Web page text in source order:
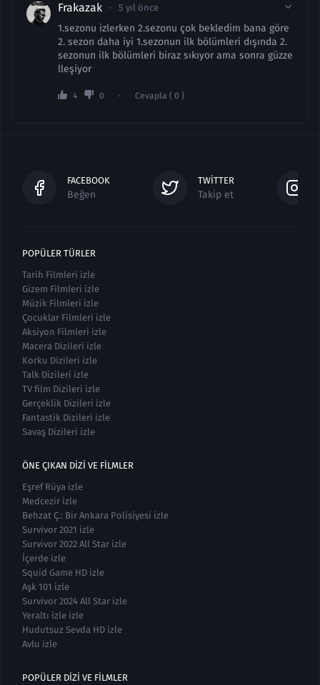
Frakazak 5 yıl önce
1.sezonu izlerken 2.sezonu çok bekledim bana göre
2. sezon daha iyi 1.sezonun ilk bölümleri dışında 2.
sezonun ilk bölümleri biraz sıkıyor ama sonra güzze
lleşiyor
4 0 Cevapla ( 0 )
FACEBOOK
Beğen
TWITTER
Takip et
POPÜLER TÜRLER
Tarih Filmleri izle
Gizem Filmleri izle
Müzik Filmleri izle
Çocuklar Filmleri izle
Aksiyon Filmleri izle
Macera Dizileri izle
Korku Dizileri izle
Talk Dizileri izle
TV film Dizileri izle
Gerçeklik Dizileri izle
Fantastik Dizileri izle
Savaş Dizileri izle
ÖNE ÇIKAN DIZI VE FILMLER
Eşref Rüya izle
Medcezir izle
Behzat Ç.: Bir Ankara Polisiyesi izle
Survivor 2021 izle
Survivor 2022 All Star izle
İçerde izle
Squid Game HD izle
Aşk 101 izle
Survivor 2024 All Star izle
Yeraltı izle izle
Hudutsuz Sevda HD izle
Avlu izle
POPÜLER DIZI VE FILMLER